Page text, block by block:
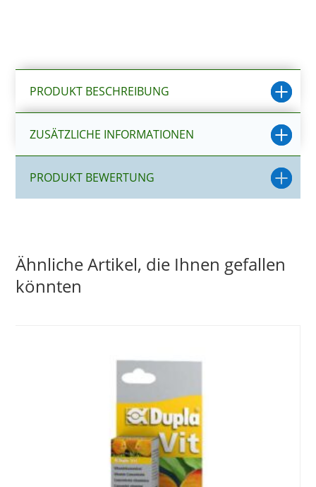
PRODUKT BESCHREIBUNG
ZUSÄTZLICHE INFORMATIONEN
PRODUKT BEWERTUNG
Ähnliche Artikel, die Ihnen gefallen
könnten